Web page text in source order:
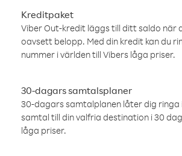
Kreditpaket
Viber Out-kredit läggs till ditt saldo när
oavsett belopp. Med din kredit kan du
nummer i världen till Vibers låga priser.
30-dagars samtalsplaner
30-dagars samtalplanen låter dig
samtal till din valfria destination i 30
låga priser.